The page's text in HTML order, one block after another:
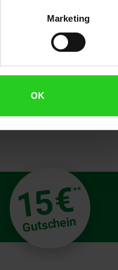
Marketing
OK
15€**
Gutschein